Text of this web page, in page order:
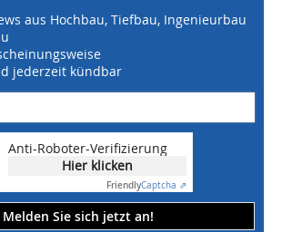
aus Hochbau, Tiefbau, Ingenieurbau
jederzeit kündbar
Anti-Roboter-Verifizierung
Hier klicken
FriendlyCaptcha ⇗
Melden Sie sich jetzt an!